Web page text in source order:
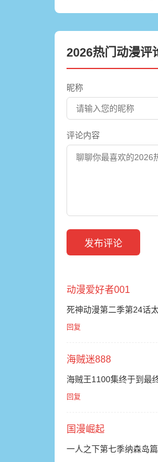
2026热门动漫评
昵称
评论内容
发布评论
动漫爱好者001
死神动漫第二季第24话
回复
海贼迷888
海贼王1100集终于到最
回复
国漫崛起
一人之下第七季纳森岛